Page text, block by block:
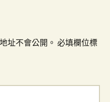
址不會公開。 必填欄位標